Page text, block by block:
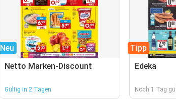
Neu
Netto Marken-Discount
Gültig in 2 Tagen
Tipp
Edeka
Noch 1 Tag